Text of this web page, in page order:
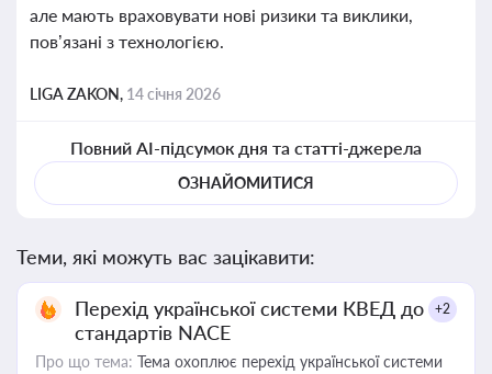
але мають враховувати нові ризики та виклики,
пов’язані з технологією.
LIGA ZAKON, 14 січня 2026
Повний AI-підсумок дня та статті-джерела
ОЗНАЙОМИТИСЯ
Теми, які можуть вас зацікавити:
Перехід української системи КВЕД до
стандартів NACE
+2
Про що тема: Тема охоплює перехід української системи